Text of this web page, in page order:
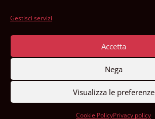
Gestisci servizi
Accetta
Nega
Visualizza le preferenze
Cookie PolicyPrivacy policy
AMCA è un’associazione certificata